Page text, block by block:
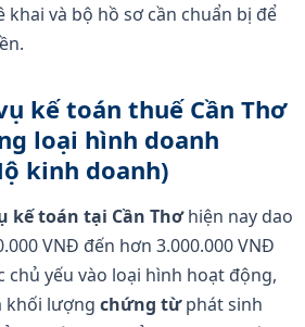
khai và bộ hồ sơ cần chuẩn bị để
kế toán thuế Cần Thơ
loại hình doanh
kinh doanh)
kế toán tại Cần Thơhiện nay dao
VNĐ đến hơn 3.000.000 VNĐ
yếu vào loại hình hoạt động,
khối lượng chứng từphát sinh